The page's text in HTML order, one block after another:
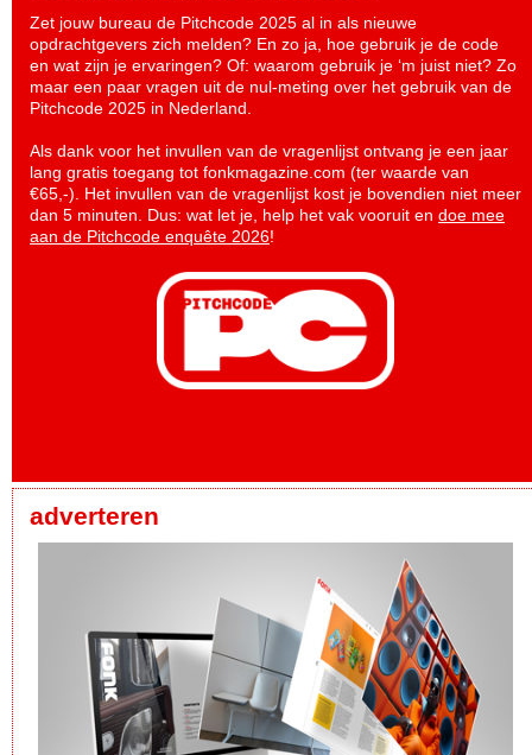
Zet jouw bureau de Pitchcode 2025 al in als nieuwe
opdrachtgevers zich melden? En zo ja, hoe gebruik je de code
en wat zijn je ervaringen? Of: waarom gebruik je ‘m juist niet? Zo
maar een paar vragen uit de nul-meting over het gebruik van de
Pitchcode 2025 in Nederland.
Als dank voor het invullen van de vragenlijst ontvang je een jaar
lang gratis toegang tot fonkmagazine.com (ter waarde van
€65,-). Het invullen van de vragenlijst kost je bovendien niet meer
dan 5 minuten. Dus: wat let je, help het vak vooruit en doe mee
aan de Pitchcode enquête 2026!
adverteren